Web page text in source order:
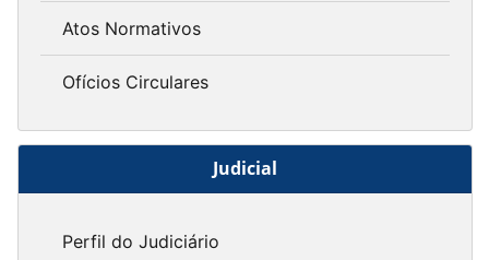
Atos Normativos
Ofícios Circulares
Judicial
Perfil do Judiciário